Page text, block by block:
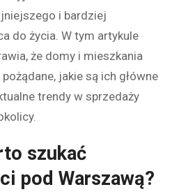
i bardziej
do życia. W tym artykule
że domy i mieszkania
jakie są ich główne
trendy w sprzedaży
szukać
pod Warszawą?